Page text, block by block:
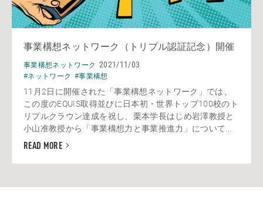
事業構想ネットワーク（トリプル認証記念）開催
事業構想ネットワーク 2021/11/03
#ネットワーク #事業構想
11月2日に開催された「事業構想ネットワーク」では、
この度のEQUIS取得並びに日本初・世界トップ100校のト
リプルクラウン達成を祝し、栗本学長はじめ岩澤教授と
小山准教授から「事業構想力と事業推進力」について...
READ MORE